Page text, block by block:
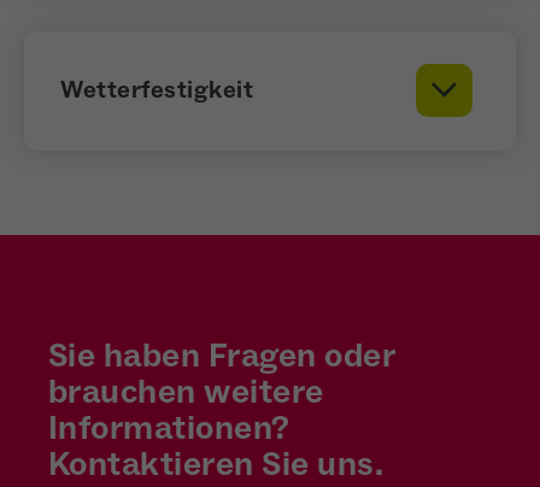
Wetterfestigkeit
Sie haben Fragen oder
brauchen weitere
Informationen?
Kontaktieren Sie uns.